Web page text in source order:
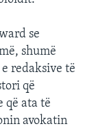
se
shumë
redaksive të
që
që ata të
avokatin